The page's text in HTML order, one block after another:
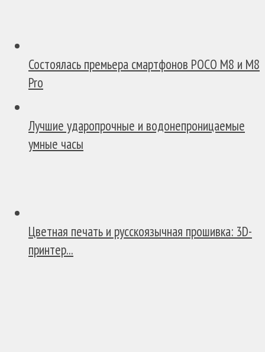
Лучшие ударопрочные и водонепроницаемые
умные часы
Состоялась премьера смартфонов POCO M8 и M8
Pro
Цветная печать и русскоязычная прошивка: 3D-
принтер...